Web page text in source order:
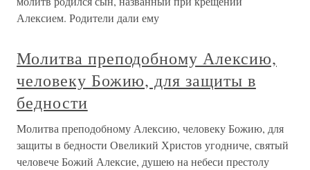
Алексием. Родители дали ему
Молитва преподобному Алексию,
человеку Божию, для защиты в
бедности
Молитва преподобному Алексию, человеку Божию, для
защиты в бедности Овеликий Христов угодниче, святый
человече Божий Алексие, душею на небеси престолу